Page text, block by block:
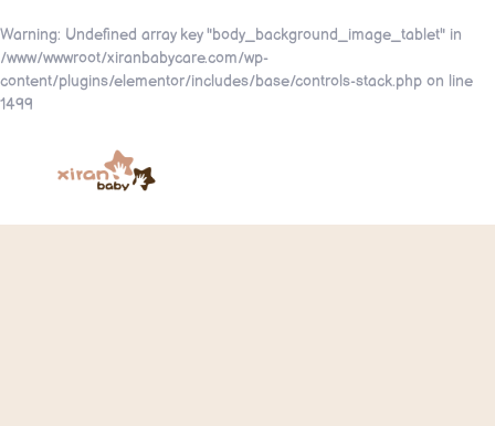
Warning: Undefined array key "body_background_image_tablet" in
/www/wwwroot/xiranbabycare.com/wp-
content/plugins/elementor/includes/base/controls-stack.php on line
1499